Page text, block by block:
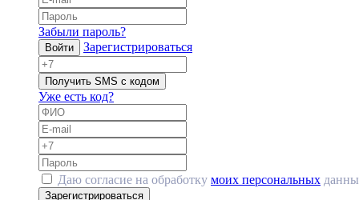
Забыли пароль?
Войти Зарегистрироваться
Получить SMS с кодом
Уже есть код?
Даю согласие на обработку моих персональных
Зарегистрироваться